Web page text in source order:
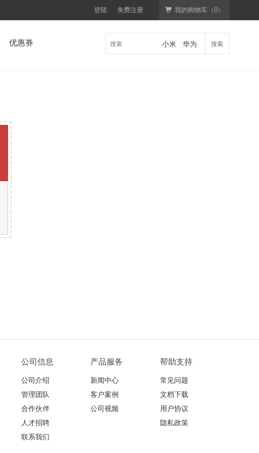
登陆 免费注册 我的购物车（0）
优惠券 搜索
小米 华为
公司信息
公司介绍
管理团队
合作伙伴
人才招聘
联系我们
产品服务
新闻中心
客户案例
公司视频
帮助支持
常见问题
文档下载
用户协议
隐私政策